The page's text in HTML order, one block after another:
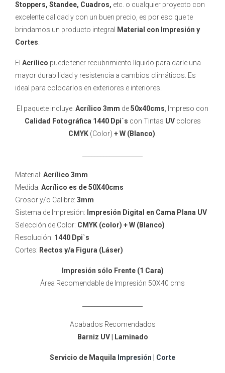
Stoppers, Standee, Cuadros, etc. o cualquier proyecto con
excelente calidad y con un buen precio, es por eso que te
brindamos un producto integral
Material con Impresión y
Cortes
El Acrílico puede tener recubrimiento líquido para darle una
mayor durabilidad y resistencia a cambios climáticos. Es
ideal para colocarlos en exteriores e interiores.
El paquete incluye: Acrílico 3mm de50x40cms , Impreso con
Calidad Fotográfica 1440 Dpi`s con Tintas UVcolores
CMYK (Color) + W (Blanco)
Material: Acrílico 3mm
Medida: Acrílico es de 50X40cms
Grosor y/o Calibre: 3mm
Sistema de Impresión: Impresión Digital en Cama Plana UV
Selección de Color: CMYK (color) + W (Blanco)
Resolución: 1440 Dpi`s
Cortes: Rectos y/a Figura (Láser)
Impresión sólo Frente (1 Cara)
Área Recomendable de Impresión 50X40 cms
Acabados Recomendados
Barniz UV | Laminado
Servicio de Maquila Impresión Corte